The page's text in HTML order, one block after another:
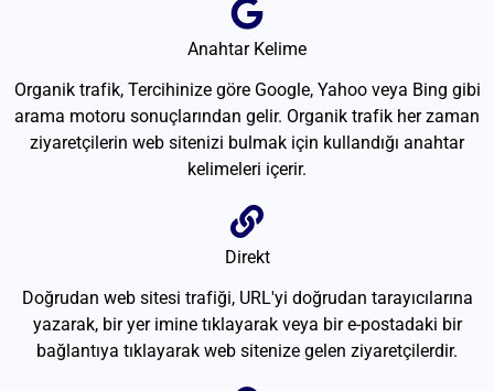
Anahtar Kelime
Organik trafik, Tercihinize göre Google, Yahoo veya Bing gibi
arama motoru sonuçlarından gelir. Organik trafik her zaman
ziyaretçilerin web sitenizi bulmak için kullandığı anahtar
kelimeleri içerir.
Direkt
Doğrudan web sitesi trafiği, URL'yi doğrudan tarayıcılarına
yazarak, bir yer imine tıklayarak veya bir e-postadaki bir
bağlantıya tıklayarak web sitenize gelen ziyaretçilerdir.